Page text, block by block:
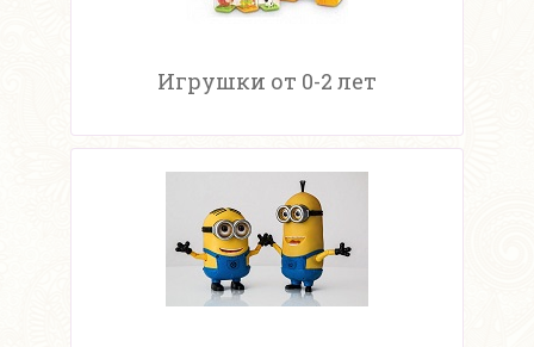
Игрушки от 0-2 лет